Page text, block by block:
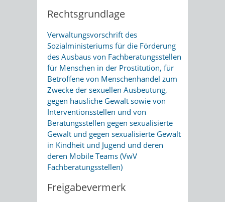
Rechtsgrundlage
Verwaltungsvorschrift des
Sozialministeriums für die Förderung
des Ausbaus von Fachberatungsstellen
für Menschen in der Prostitution, für
Betroffene von Menschenhandel zum
Zwecke der sexuellen Ausbeutung,
gegen häusliche Gewalt sowie von
Interventionsstellen und von
Beratungsstellen gegen sexualisierte
Gewalt und gegen sexualisierte Gewalt
in Kindheit und Jugend und deren
deren Mobile Teams (VwV
Fachberatungsstellen)
Freigabevermerk